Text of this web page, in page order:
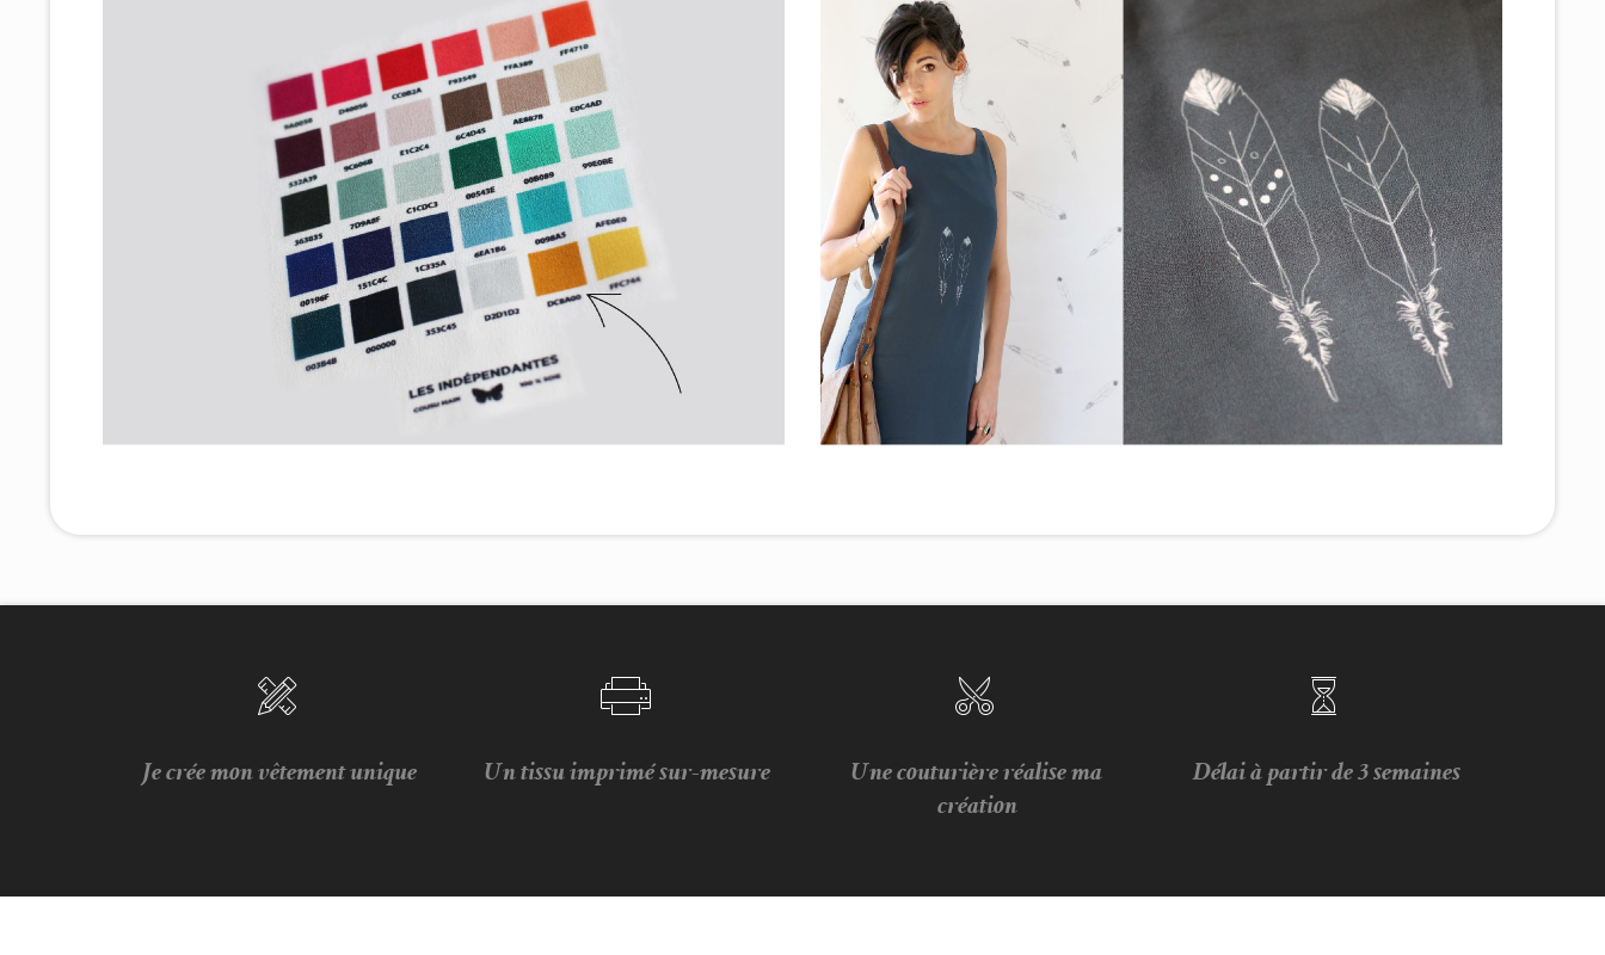
Je crée mon vêtement unique Un tissu imprimé sur-mesure
Une couturière réalise ma
création
Délai à partir de 3 semaines